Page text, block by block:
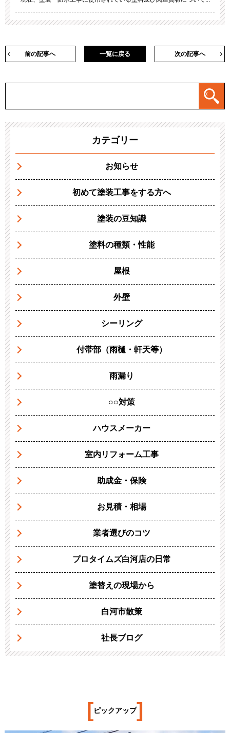
前の記事へ 次の記事へ
一覧に戻る
カテゴリー
お知らせ
初めて塗装工事をする方へ
塗装の豆知識
塗料の種類・性能
屋根
外壁
シーリング
付帯部（雨樋・軒天等）
雨漏り
○○対策
ハウスメーカー
室内リフォーム工事
助成金・保険
お見積・相場
業者選びのコツ
プロタイムズ白河店の日常
塗替えの現場から
白河市散策
社長ブログ
[ピックアップ]